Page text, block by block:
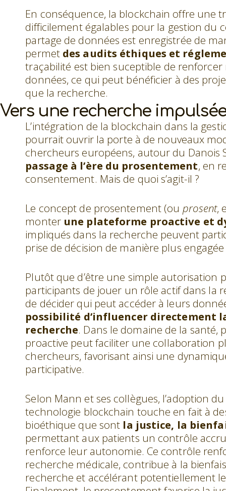
En conséquence, la blockchain offre une
difficilement égalables pour la gestion du
partage de données est enregistrée de
permet des audits éthiques et
traçabilité est bien suceptible de
données, ce qui peut bénéficier à des
que la recherche.
Vers une recherche
L’intégration de la blockchain dans la
pourrait ouvrir la porte à de nouveaux
chercheurs européens, autour du Danois
passage à l’ère du prosentement, en
consentement. Mais de quoi s’agit-il ?
Le concept de prosentement (ou prosent,
monter une plateforme proactive et
impliqués dans la recherche peuvent
prise de décision de manière plus
Plutôt que d’être une simple autorisation
participants de jouer un rôle actif dans la
de décider qui peut accéder à leurs
possibilité d’influencer directement
recherche. Dans le domaine de la santé,
proactive peut faciliter une collaboration
chercheurs, favorisant ainsi une
participative.
Selon Mann et ses collègues, l’adoption
technologie blockchain touche en fait à
bioéthique que sont la justice, la
permettant aux patients un contrôle
renforce leur autonomie. Ce contrôle
recherche médicale, contribue à la
recherche et accélérant potentiellement